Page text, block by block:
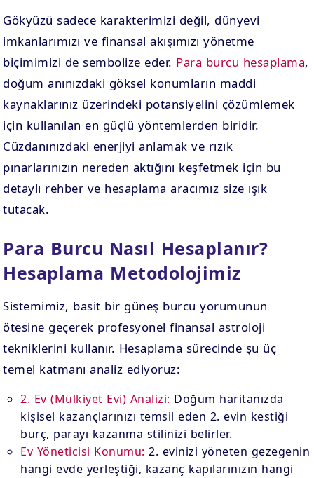
Gökyüzü sadece karakterimizi değil, dünyevi
imkanlarımızı ve finansal akışımızı yönetme
biçimimizi de sembolize eder. Para burcu hesaplama,
doğum anınızdaki göksel konumların maddi
kaynaklarınız üzerindeki potansiyelini çözümlemek
için kullanılan en güçlü yöntemlerden biridir.
Cüzdanınızdaki enerjiyi anlamak ve rızık
pınarlarınızın nereden aktığını keşfetmek için bu
detaylı rehber ve hesaplama aracımız size ışık
tutacak.
Para Burcu Nasıl Hesaplanır?
Hesaplama Metodolojimiz
Sistemimiz, basit bir güneş burcu yorumunun
ötesine geçerek profesyonel finansal astroloji
tekniklerini kullanır. Hesaplama sürecinde şu üç
temel katmanı analiz ediyoruz:
2. Ev (Mülkiyet Evi) Analizi: Doğum haritanızda
kişisel kazançlarınızı temsil eden 2. evin kestiği
burç, parayı kazanma stilinizi belirler.
Ev Yöneticisi Konumu: 2. evinizi yöneten gezegenin
hangi evde yerleştiği, kazanç kapılarınızın hangi